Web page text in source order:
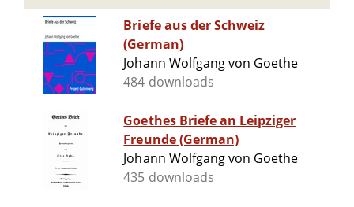
Briefe aus der Schweiz
(German)
Johann Wolfgang von Goethe
484 downloads
Goethes Briefe an Leipziger
Freunde (German)
Johann Wolfgang von Goethe
435 downloads